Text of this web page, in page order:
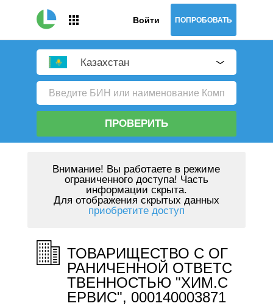
Войти ПОПРОБОВАТЬ
Казахстан
ПРОВЕРИТЬ
Внимание! Вы работаете в режиме
ограниченного доступа! Часть
информации скрыта.
Для отображения скрытых данных
приобретите доступ
ТОВАРИЩЕСТВО С ОГ
РАНИЧЕННОЙ ОТВЕТС
ТВЕННОСТЬЮ "ХИМ.С
ЕРВИС", 000140003871